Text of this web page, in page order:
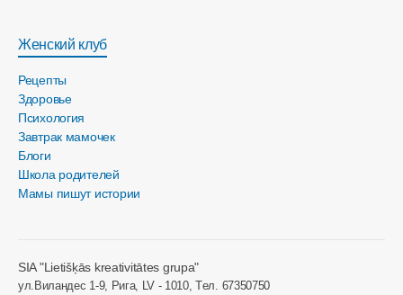
Женский клуб
Рецепты
Здоровье
Психология
Завтрак мамочек
Блоги
Школа родителей
Мамы пишут истории
SIA "Lietišķās kreativitātes grupa"
ул.Виландес 1-9, Рига, LV - 1010, Tел. 67350750